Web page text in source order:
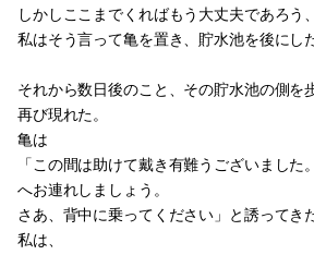
しかしここまでくればもう大丈夫であろう
私はそう言って亀を置き、貯水池を後にし
それから数日後のこと、その貯水池の側を
再び現れた。
亀は
「この間は助けて戴き有難うございまし
へお連れしましょう。
さあ、背中に乗ってください」と誘ってき
私は、